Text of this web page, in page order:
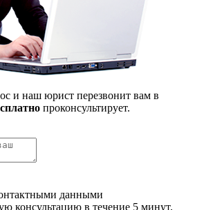
и наш юрист перезвонит вам в
проконсультирует.
данными
консультацию в течение 5 минут.